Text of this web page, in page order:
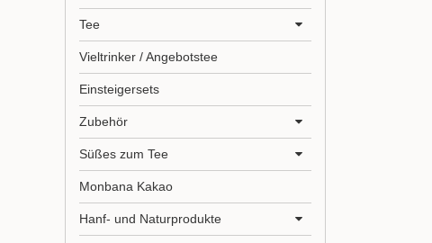
Tee
Vieltrinker / Angebotstee
Einsteigersets
Zubehör
Süßes zum Tee
Monbana Kakao
Hanf- und Naturprodukte